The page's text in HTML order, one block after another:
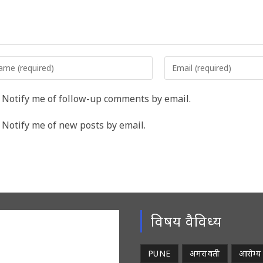
your
address
Notify me of follow-up comments by email.
Notify me of new posts by email.
विषय वैविध्य
PUNE अमरावती आरोग्य